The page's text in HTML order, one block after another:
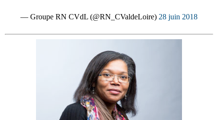
— Groupe RN CVdL (@RN_CValdeLoire) 28 juin 2018